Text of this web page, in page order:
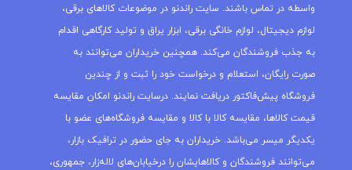
واسطه در تماس باشند. سایت راندنو در موضوعات کالاهای برقی،
لوازم دیجیتال، لوازم خانگی برقی، ابزار یراق و تولید کارگاهی اقدام
به جذب فروشندگان می‌کند. همچنین خریداران می‌توانند به
صورت رایگان، استعلام و درخواست خود را ثبت و از چندین
فروشگاه پیش‌فاکتور دریافت نمایند. درسایت راندنو امکان مقایسه
قیمت کالاها، مقایسه کالا با کالا و مقایسه فروشگاه‌های عضو با
یکدیگر میسر می‌باشد. خریداران به جای حضور در ترافیک بازار،
می‌توانند فروشندگان و کالاهایشان را درخیابان‌های لاله‌زار، جمهوری،